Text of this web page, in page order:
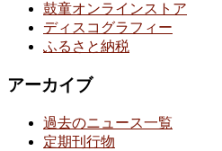
鼓童オンラインストア
ディスコグラフィー
ふるさと納税
アーカイブ
過去のニュース一覧
定期刊行物